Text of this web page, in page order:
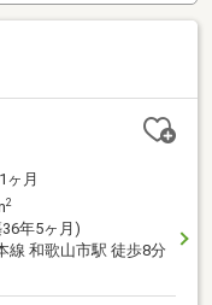
1ヶ月
2
年5ヶ月)
線 和歌山市駅 徒歩8分